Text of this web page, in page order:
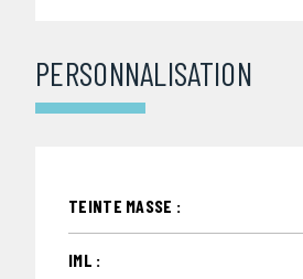
PERSONNALISATION
TEINTE MASSE :
IML :